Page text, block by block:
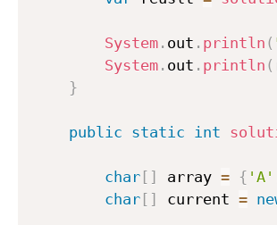
System . out . println (
System . out . println (
}
public static int
char [ ] array = { 'A'
char [ ] current =